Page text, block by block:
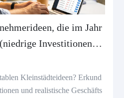
die im Jahr
Investitionen
Kleinstädteideen? Erkund
und realistische Geschäfts